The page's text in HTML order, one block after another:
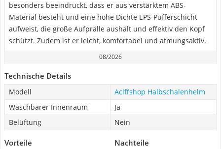
besonders beeindruckt, dass er aus verstärktem ABS-
Material besteht und eine hohe Dichte EPS-Pufferschicht
aufweist, die große Aufprälle aushält und effektiv den Kopf
schützt. Zudem ist er leicht, komfortabel und atmungsaktiv.
08/2026
Technische Details
Modell
Aclffshop Halbschalenhelm
Waschbarer Innenraum
Ja
Belüftung
Nein
Vorteile Nachteile